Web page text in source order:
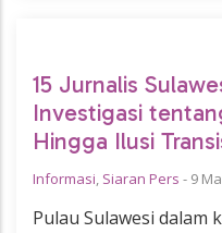
15 Jurnalis
Investigasi
Hingga Ilusi
Informasi, Siaran Pers - 9
Pulau Sulawesi dalam